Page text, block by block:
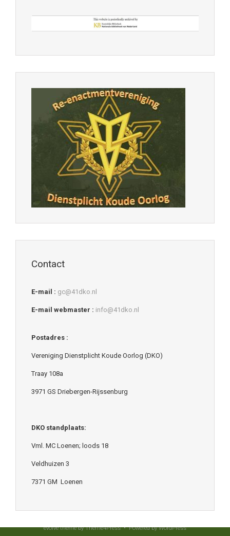
Contact
E-mail : gc@41dko.nl
E-mail webmaster : info@41dko.nl
Postadres :
Vereniging Dienstplicht Koude Oorlog (DKO)
Traay 108a
3971 GS Driebergen-Rijssenburg
DKO standplaats:
Vml. MC Loenen; loods 18
Veldhuizen 3
7371 GM Loenen
evolvetheme by Theme4Press • Powered byWordPress